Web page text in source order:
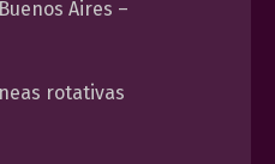
Aires –
rotativas